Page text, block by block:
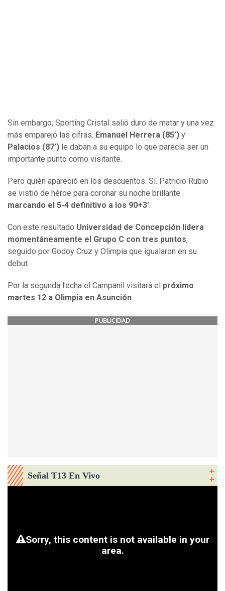
Sin embargo, Sporting Cristal salió duro de matar y una vez
más emparejó las cifras. Emanuel Herrera (85’) y
Palacios (87’) le daban a su equipo lo que parecía ser un
importante punto como visitante.
Pero quién apareció en los descuentos. Sí. Patricio Rubio
se vistió de héroe para coronar su noche brillante
marcando el 5-4 definitivo a los 90+3’
Con este resultado Universidad de Concepción lidera
momentáneamente el Grupo C con tres puntos,
seguido por Godoy Cruz y Olimpia que igualaron en su
debut.
Por la segunda fecha el Campanil visitará el próximo
martes 12 a Olimpia en Asunción
PUBLICIDAD
Señal T13 En Vivo